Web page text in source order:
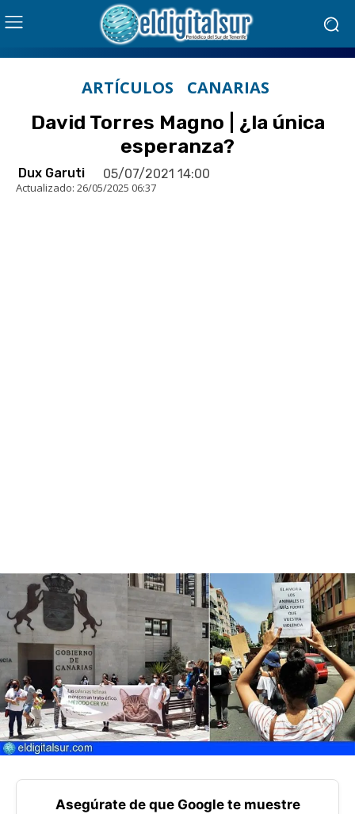
ARTÍCULOS CANARIAS
David Torres Magno | ¿la única
esperanza?
Dux Garuti 05/07/2021 14:00
Actualizado: 26/05/2025 06:37
Asegúrate de que Google te muestre